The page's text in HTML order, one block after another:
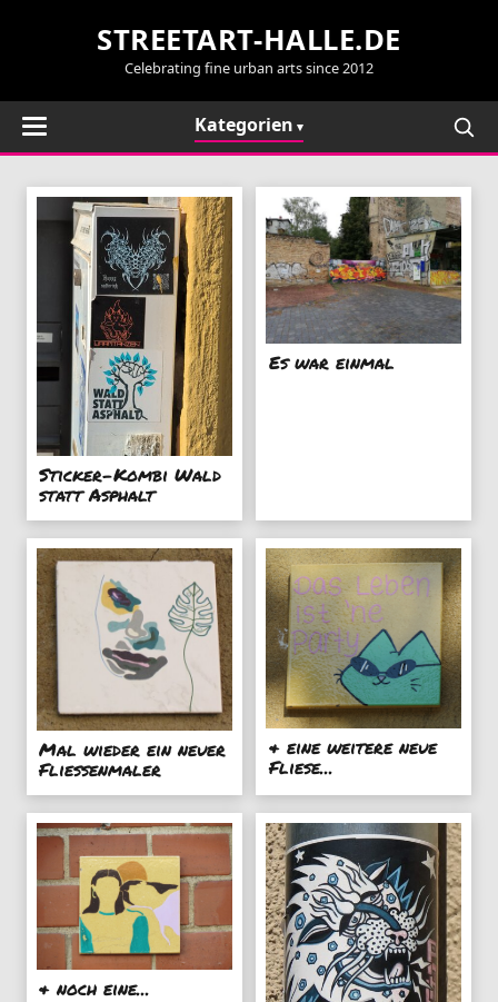
STREETART-HALLE.DE
Celebrating fine urban arts since 2012
Kategorien
Sticker-Kombi Wald
statt Asphalt
Es war einmal
Mal wieder ein neuer
Fliessenmaler
& eine weitere neue
Fliese...
& noch eine...